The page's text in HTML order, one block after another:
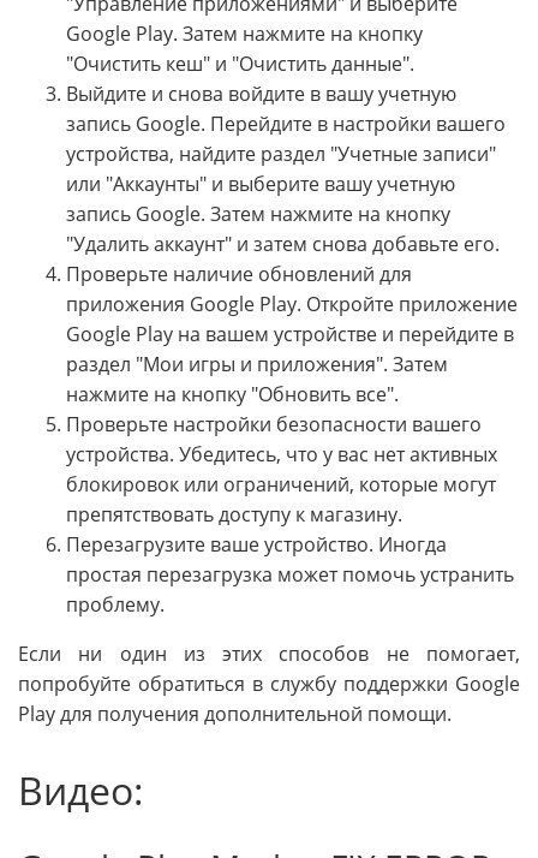
Google Play. Затем нажмите на кнопку
"Очистить кеш" и "Очистить данные".
Выйдите и снова войдите в вашу учетную
запись Google. Перейдите в настройки вашего
устройства, найдите раздел "Учетные записи"
или "Аккаунты" и выберите вашу учетную
запись Google. Затем нажмите на кнопку
"Удалить аккаунт" и затем снова добавьте его.
Проверьте наличие обновлений для
приложения Google Play. Откройте приложение
Google Play на вашем устройстве и перейдите в
раздел "Мои игры и приложения". Затем
нажмите на кнопку "Обновить все".
Проверьте настройки безопасности вашего
устройства. Убедитесь, что у вас нет активных
блокировок или ограничений, которые могут
препятствовать доступу к магазину.
Перезагрузите ваше устройство. Иногда
простая перезагрузка может помочь устранить
проблему.
Если ни один из этих способов не помогает,
попробуйте обратиться в службу поддержки Google
Play для получения дополнительной помощи.
Видео: